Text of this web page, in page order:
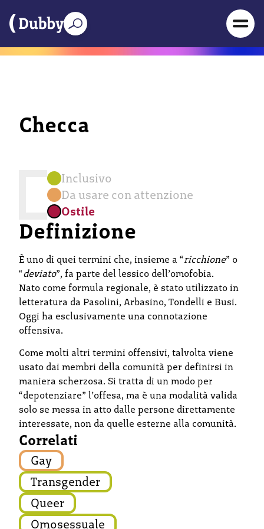
Checca
Inclusivo
Da usare con attenzione
Ostile
Definizione
È uno di quei termini che, insieme a “ricchione” o
“deviato”, fa parte del lessico dell’omofobia.
Nato come formula regionale, è stato utilizzato in
letteratura da Pasolini, Arbasino, Tondelli e Busi.
Oggi ha esclusivamente una connotazione
offensiva.
Come molti altri termini offensivi, talvolta viene
usato dai membri della comunità per definirsi in
maniera scherzosa. Si tratta di un modo per
“depotenziare” l’offesa, ma è una modalità valida
solo se messa in atto dalle persone direttamente
interessate, non da quelle esterne alla comunità.
Correlati
Gay
Transgender
Queer
Omosessuale